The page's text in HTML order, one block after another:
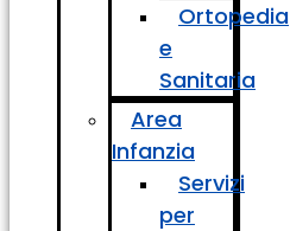
Ortopedia
e
Sanitaria
Area
Infanzia
Servizi
per